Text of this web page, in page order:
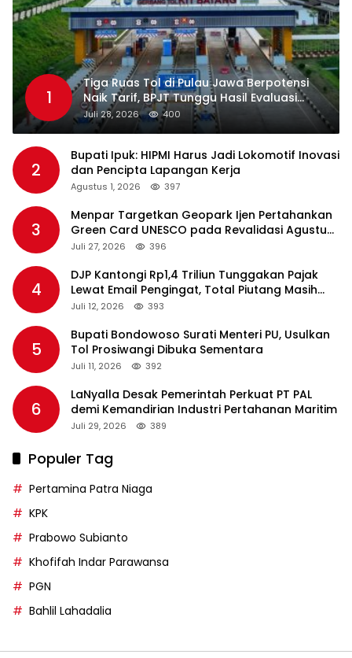
1
Tiga Ruas Tol di Pulau Jawa Berpotensi
Naik Tarif, BPJT Tunggu Hasil Evaluasi
Standar Pelayanan
Juli 28, 2026 400
2
Bupati Ipuk: HIPMI Harus Jadi Lokomotif Inovasi
dan Pencipta Lapangan Kerja
Agustus 1, 2026 397
3
Menpar Targetkan Geopark Ijen Pertahankan
Green Card UNESCO pada Revalidasi Agustus
2026
Juli 27, 2026 396
4
DJP Kantongi Rp1,4 Triliun Tunggakan Pajak
Lewat Email Pengingat, Total Piutang Masih
Rp36 Triliun
Juli 12, 2026 393
5
Bupati Bondowoso Surati Menteri PU, Usulkan
Tol Prosiwangi Dibuka Sementara
Juli 11, 2026 392
6
LaNyalla Desak Pemerintah Perkuat PT PAL
demi Kemandirian Industri Pertahanan Maritim
Juli 29, 2026 389
Populer Tag
Pertamina Patra Niaga
KPK
Prabowo Subianto
Khofifah Indar Parawansa
PGN
Bahlil Lahadalia